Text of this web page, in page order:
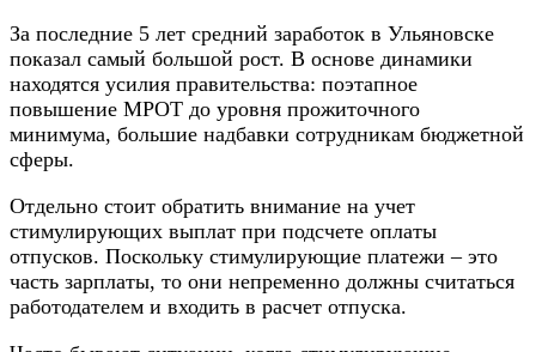
За последние 5 лет средний заработок в Ульяновске
показал самый большой рост. В основе динамики
находятся усилия правительства: поэтапное
повышение МРОТ до уровня прожиточного
минимума, большие надбавки сотрудникам бюджетной
сферы.
Отдельно стоит обратить внимание на учет
стимулирующих выплат при подсчете оплаты
отпусков. Поскольку стимулирующие платежи – это
часть зарплаты, то они непременно должны считаться
работодателем и входить в расчет отпуска.